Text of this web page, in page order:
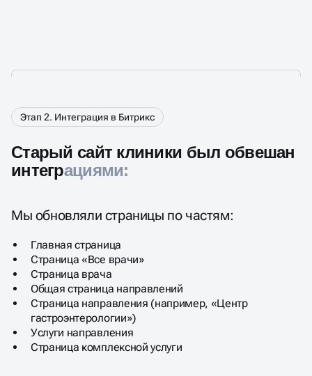
Этап 2. Интеграция в Битрикс
Старый сайт клиники был обвешан
интеграциями:
Мы обновляли страницы по частям:
Главная страница
Страница «Все врачи»​
Страница врача​
Общая страница направлений
Страница направления (например, «Центр
гастроэнтерологии»)
Услуги направления​
Страница комплексной услуги